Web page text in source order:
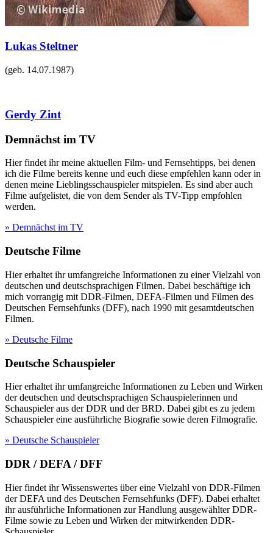
Lukas Steltner
(geb. 14.07.1987)
Gerdy Zint
Demnächst im TV
Hier findet ihr meine aktuellen Film- und Fernsehtipps, bei denen
ich die Filme bereits kenne und euch diese empfehlen kann oder in
denen meine Lieblingsschauspieler mitspielen. Es sind aber auch
Filme aufgelistet, die von dem Sender als TV-Tipp empfohlen
werden.
» Demnächst im TV
Deutsche Filme
Hier erhaltet ihr umfangreiche Informationen zu einer Vielzahl von
deutschen und deutschsprachigen Filmen. Dabei beschäftige ich
mich vorrangig mit DDR-Filmen, DEFA-Filmen und Filmen des
Deutschen Fernsehfunks (DFF), nach 1990 mit gesamtdeutschen
Filmen.
» Deutsche Filme
Deutsche Schauspieler
Hier erhaltet ihr umfangreiche Informationen zu Leben und Wirken
der deutschen und deutschsprachigen Schauspielerinnen und
Schauspieler aus der DDR und der BRD. Dabei gibt es zu jedem
Schauspieler eine ausführliche Biografie sowie deren Filmografie.
» Deutsche Schauspieler
DDR / DEFA / DFF
Hier findet ihr Wissenswertes über eine Vielzahl von DDR-Filmen
der DEFA und des Deutschen Fernsehfunks (DFF). Dabei erhaltet
ihr ausführliche Informationen zur Handlung ausgewählter DDR-
Filme sowie zu Leben und Wirken der mitwirkenden DDR-